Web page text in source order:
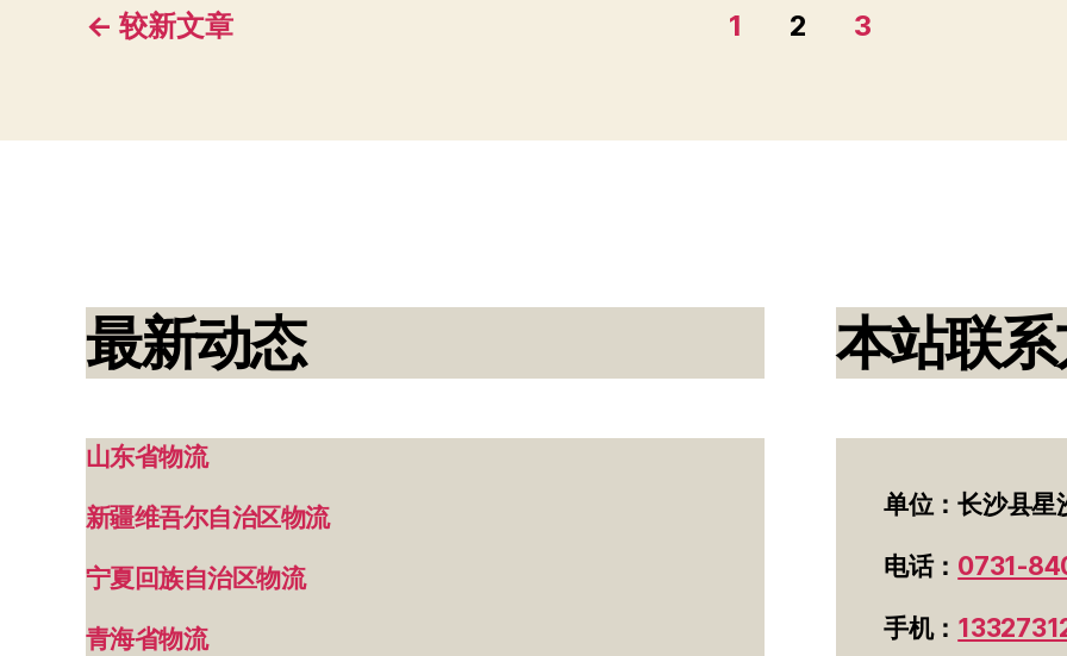
文
← 较新文章 1 2 3
最新动态
山东省物流
新疆维吾尔自治区物流
宁夏回族自治区物流
青海省物流
本站联
单位：长沙县星
电话： 0731-
手机：